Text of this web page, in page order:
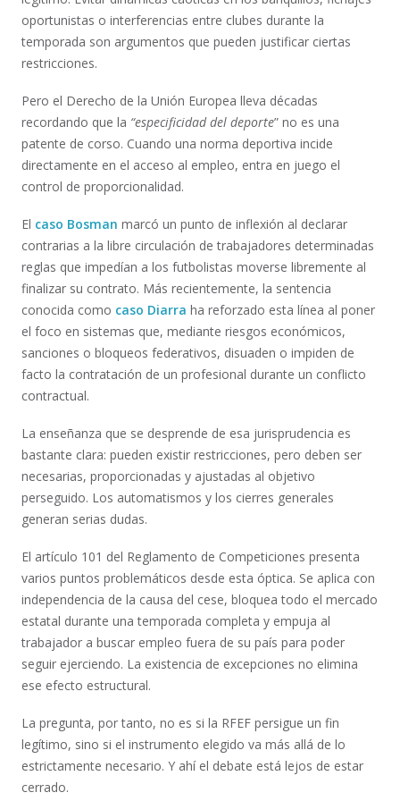
oportunistas o interferencias entre clubes durante la
temporada son argumentos que pueden justificar ciertas
restricciones.
Pero el Derecho de la Unión Europea lleva décadas
recordando que la “especificidad del deporte” no es una
patente de corso. Cuando una norma deportiva incide
directamente en el acceso al empleo, entra en juego el
control de proporcionalidad.
El caso Bosman marcó un punto de inflexión al declarar
contrarias a la libre circulación de trabajadores determinadas
reglas que impedían a los futbolistas moverse libremente al
finalizar su contrato. Más recientemente, la sentencia
conocida como caso Diarra ha reforzado esta línea al poner
el foco en sistemas que, mediante riesgos económicos,
sanciones o bloqueos federativos, disuaden o impiden de
facto la contratación de un profesional durante un conflicto
contractual.
La enseñanza que se desprende de esa jurisprudencia es
bastante clara: pueden existir restricciones, pero deben ser
necesarias, proporcionadas y ajustadas al objetivo
perseguido. Los automatismos y los cierres generales
generan serias dudas.
El artículo 101 del Reglamento de Competiciones presenta
varios puntos problemáticos desde esta óptica. Se aplica con
independencia de la causa del cese, bloquea todo el mercado
estatal durante una temporada completa y empuja al
trabajador a buscar empleo fuera de su país para poder
seguir ejerciendo. La existencia de excepciones no elimina
ese efecto estructural.
La pregunta, por tanto, no es si la RFEF persigue un fin
legítimo, sino si el instrumento elegido va más allá de lo
estrictamente necesario. Y ahí el debate está lejos de estar
cerrado.